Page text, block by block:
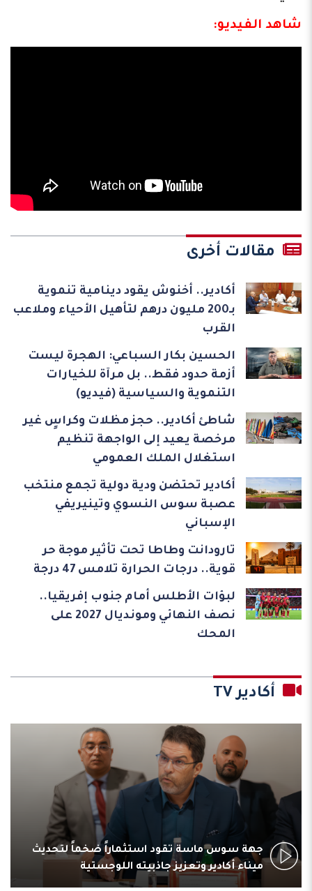
شاهد الفيديو:
مقالات أخرى
أكادير.. أخنوش يقود دينامية تنموية
بـ200 مليون درهم لتأهيل الأحياء وملاعب
القرب
الحسين بكار السباعي: الهجرة ليست
أزمة حدود فقط.. بل مرآة للخيارات
التنموية والسياسية (فيديو)
شاطئ أكادير.. حجز مظلات وكراسٍ غير
مرخصة يعيد إلى الواجهة تنظيم
استغلال الملك العمومي
أكادير تحتضن ودية دولية تجمع منتخب
عصبة سوس النسوي وتينيريفي
الإسباني
تارودانت وطاطا تحت تأثير موجة حر
قوية.. درجات الحرارة تلامس 47 درجة
لبؤات الأطلس أمام جنوب إفريقيا..
نصف النهائي ومونديال 2027 على
المحك
أكادير TV
جهة سوس ماسة تقود استثماراً ضخماً لتحديث
ميناء أكادير وتعزيز جاذبيته اللوجستية